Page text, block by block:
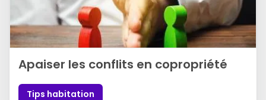
Apaiser les conflits en copropriété
Tips habitation